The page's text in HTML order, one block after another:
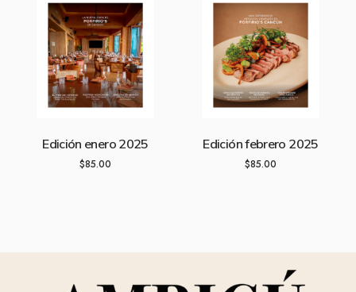
Edición enero 2025
$85.00
Edición febrero 2025
$85.00